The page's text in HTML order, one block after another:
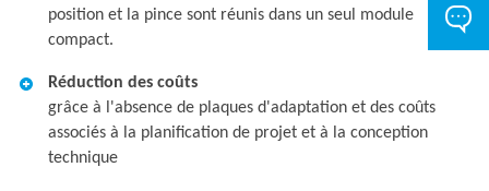
position et la pince sont réunis dans un seul module
compact.
Réduction des coûts
grâce à l'absence de plaques d'adaptation et des coûts
associés à la planification de projet et à la conception
technique